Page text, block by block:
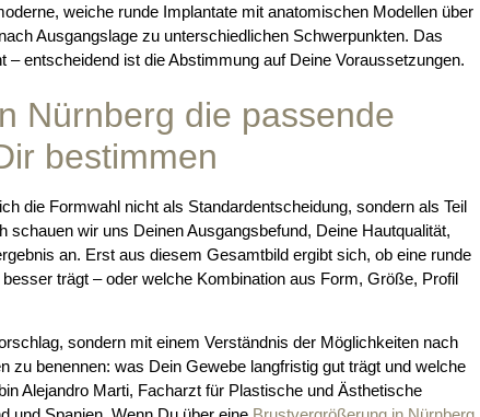
weiche runde Implantate mit anatomischen Modellen über
Ausgangslage zu unterschiedlichen Schwerpunkten. Das
– entscheidend ist die Abstimmung auf Deine Voraussetzungen.
Nürnberg die passende
bestimmen
die Formwahl nicht als Standardentscheidung, sondern als Teil
wir uns Deinen Ausgangsbefund, Deine Hautqualität,
an. Erst aus diesem Gesamtbild ergibt sich, ob eine runde
trägt – oder welche Kombination aus Form, Größe, Profil
sondern mit einem Verständnis der Möglichkeiten nach
zu benennen: was Dein Gewebe langfristig gut trägt und welche
Alejandro Marti, Facharzt für Plastische und Ästhetische